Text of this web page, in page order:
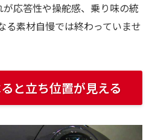
応答性や操舵感、乗り味の統
る素材自慢では終わっていませ
と立ち位置が見える